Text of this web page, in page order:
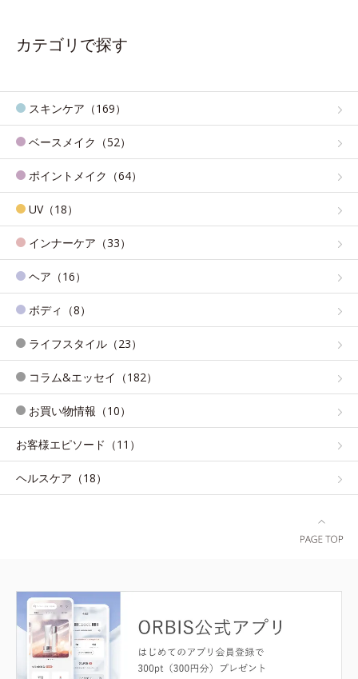
カテゴリで探す
スキンケア（169）
ベースメイク（52）
ポイントメイク（64）
UV（18）
インナーケア（33）
ヘア（16）
ボディ（8）
ライフスタイル（23）
コラム&エッセイ（182）
お買い物情報（10）
お客様エピソード（11）
ヘルスケア（18）